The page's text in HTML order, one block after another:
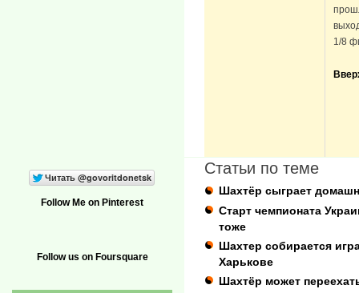
1/8
Статьи по теме
Шахтёр сыграет
Старт чемпионата
тоже
Шахтер собирается
Харькове
Шахтёр может
Follow Me on Pinterest
Follow us on Foursquare